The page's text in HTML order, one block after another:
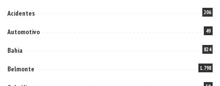
Acidentes 206
Automotivo 49
Bahia 824
Belmonte 1.798